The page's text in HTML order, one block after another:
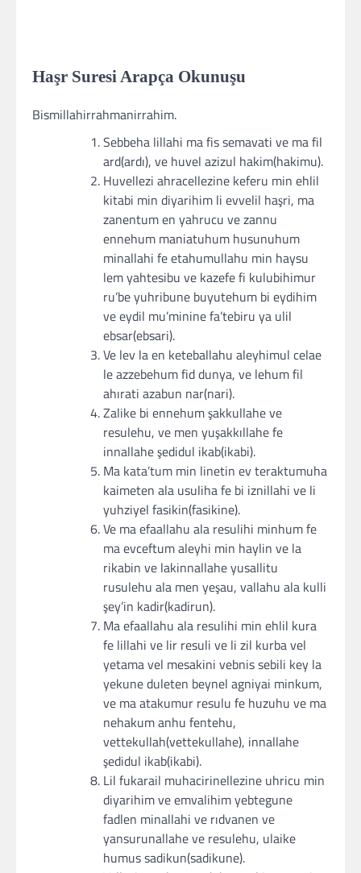
Haşr Suresi Arapça Okunuşu
Bismillahirrahmanirrahim.
Sebbeha lillahi ma fis semavati ve ma fil
ard(ardı), ve huvel azizul hakim(hakimu).
Huvellezi ahracellezine keferu min ehlil
kitabi min diyarihim li evvelil haşri, ma
zanentum en yahrucu ve zannu
ennehum maniatuhum husunuhum
minallahi fe etahumullahu min haysu
lem yahtesibu ve kazefe fi kulubihimur
ru’be yuhribune buyutehum bi eydihim
ve eydil mu’minine fa’tebiru ya ulil
ebsar(ebsari).
Ve lev la en keteballahu aleyhimul celae
le azzebehum fid dunya, ve lehum fil
ahırati azabun nar(nari).
Zalike bi ennehum şakkullahe ve
resulehu, ve men yuşakkıllahe fe
innallahe şedidul ikab(ikabi).
Ma kata’tum min linetin ev teraktumuha
kaimeten ala usuliha fe bi iznillahi ve li
yuhziyel fasikin(fasikine).
Ve ma efaallahu ala resulihi minhum fe
ma evceftum aleyhi min haylin ve la
rikabin ve lakinnallahe yusallitu
rusulehu ala men yeşau, vallahu ala kulli
şey’in kadir(kadirun).
Ma efaallahu ala resulihi min ehlil kura
fe lillahi ve lir resuli ve li zil kurba vel
yetama vel mesakini vebnis sebili key la
yekune duleten beynel agniyai minkum,
ve ma atakumur resulu fe huzuhu ve ma
nehakum anhu fentehu,
vettekullah(vettekullahe), innallahe
şedidul ikab(ikabi).
Lil fukarail muhacirinellezine uhricu min
diyarihim ve emvalihim yebtegune
fadlen minallahi ve rıdvanen ve
yansurunallahe ve resulehu, ulaike
humus sadikun(sadikune).